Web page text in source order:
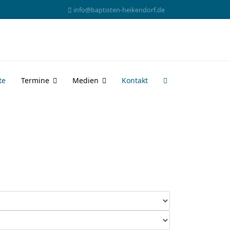
info@baptisten-heikendorf.de
Termine Medien Kontakt